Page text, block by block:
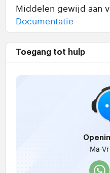
Middelen gewijd aan
Documentatie
Toegang tot hulp
Ma-